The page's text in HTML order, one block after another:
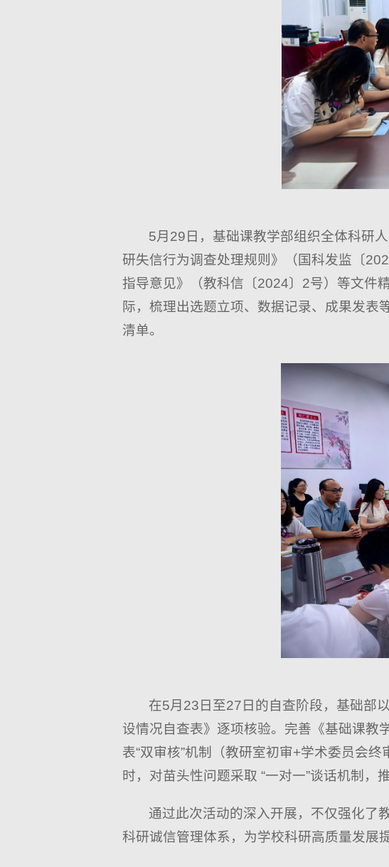
5月29日，基础课教学部组织全体科研
研失信行为调查处理规则》（国科发监〔
指导意见》（教科信〔2024〕2号）等文件
际，梳理出选题立项、数据记录、成果发表
清单。
在5月23日至27日的自查阶段，基础部
设情况自查表》逐项核验。完善《基础课教
表“双审核”机制（教研室初审+学术委员会
时，对苗头性问题采取 “一对一”谈话机制，
通过此次活动的深入开展，不仅强化了
科研诚信管理体系，为学校科研高质量发展